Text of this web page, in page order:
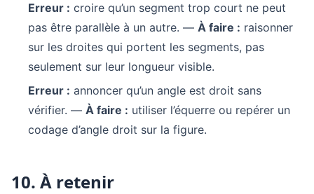
Erreur : croire qu’un segment trop court ne peut
pas être parallèle à un autre. — À faire : raisonner
sur les droites qui portent les segments, pas
seulement sur leur longueur visible.
Erreur : annoncer qu’un angle est droit sans
vérifier. — À faire : utiliser l’équerre ou repérer un
codage d’angle droit sur la figure.
10. À retenir